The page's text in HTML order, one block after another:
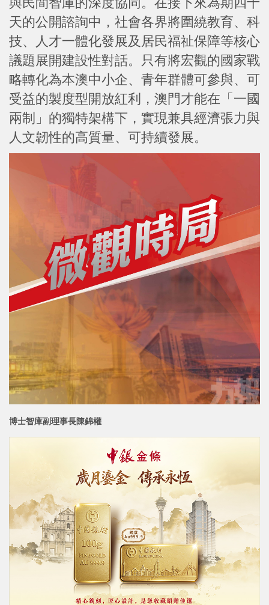
天的公開諮詢中，社會各界將圍繞教育、科
技、人才一體化發展及居民福祉保障等核心
議題展開建設性對話。只有將宏觀的國家戰
略轉化為本澳中小企、青年群體可參與、可
受益的製度型開放紅利，澳門才能在「一國
兩制」的獨特架構下，實現兼具經濟張力與
人文韌性的高質量、可持續發展。
博士智庫副理事長陳錦權